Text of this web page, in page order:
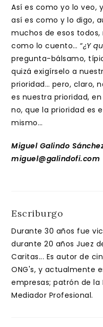
Así es como yo lo veo,
así es como y lo digo,
muchos de esos
como lo cuento… “¿Y
pregunta-bálsamo,
quizá exigírselo a
prioridad… pero, claro,
es nuestra prioridad,
no, que la prioridad es
mismo…
Miguel Galindo
miguel@galindofi.com
Escriburgo
Durante 30 años fue
durante 20 años Juez
Caritas... Es autor de
ONG's, y actualmente
empresas; patrón de la
Mediador Profesional.